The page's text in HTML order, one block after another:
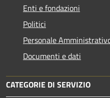
Enti e fondazioni
Politici
Personale
Documenti e dati
CATEGORIE DI SERVIZIO